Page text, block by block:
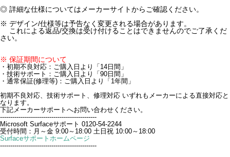
◎ 詳細な仕様についてはメーカーサイトからご確認ください。
※ デザイン/仕様等は予告なく変更される場合があります。
これによる返品/交換は受け付けることはできませんのでご了承くだ
さい。
※ 保証期間について
・初期不良対応：ご購入日より「14日間」
・技術サポート：ご購入日より「90日間」
・通常保証(修理等)：ご購入日より「1年間」
初期不良対応、技術サポート、修理対応 いずれもメーカーによる直接対応と
なります。
下記メーカーサポートへお問い合わせください。
-----------------------------------------------
Microsoft Surfaceサポート 0120-54-2244
受付時間：月～金 9:00～18:00 土日祝 10:00～18:00
Surfaceサポートホームページ
-----------------------------------------------